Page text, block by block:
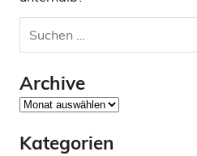
Archive
Archive
Kategorien